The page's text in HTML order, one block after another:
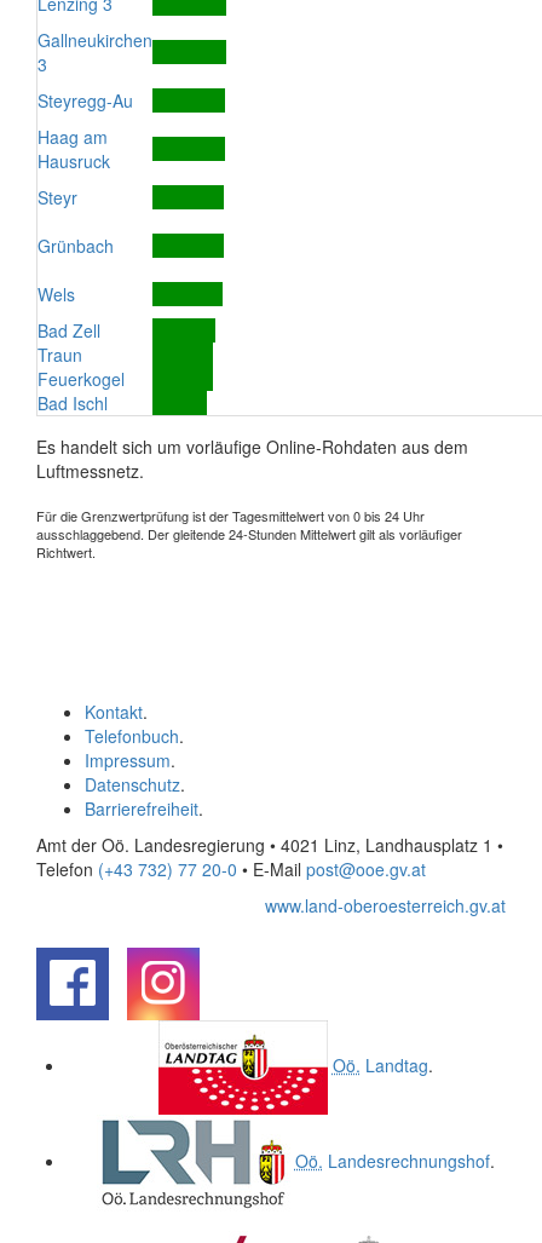
Gallneukirchen
3
Steyregg-Au
Haag am
Hausruck
Steyr
Grünbach
Wels
Bad Zell
Traun
Feuerkogel
Bad Ischl
Es handelt sich um vorläufige Online-Rohdaten aus dem
Luftmessnetz.
Für die Grenzwertprüfung ist der Tagesmittelwert von 0 bis 24 Uhr
ausschlaggebend. Der gleitende 24-Stunden Mittelwert gilt als vorläufiger
Richtwert.
Kontakt.
Telefonbuch.
Impressum.
Datenschutz.
Barrierefreiheit.
Amt der Oö. Landesregierung • 4021 Linz, Landhausplatz 1 •
Telefon (+43 732) 77 20-0 • E-Mail post@ooe.gv.at
www.land-oberoesterreich.gv.at
Oö. Landtag.
Oö. Landesrechnungshof.